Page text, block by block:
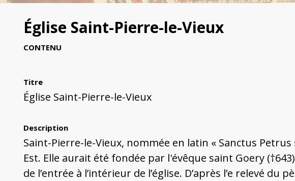
Église Saint-Pierre-le-Vieux
CONTENU
Titre
Église Saint-Pierre-le-Vieux
Description
Saint-Pierre-le-Vieux, nommée en latin « Sanctus
Est. Elle aurait été fondée par l'évêque saint Goery
de l’entrée à l’intérieur de l’église. D’après l’e relevé